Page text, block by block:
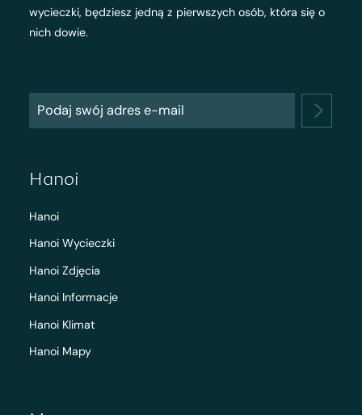
wycieczki, będziesz jedną z pierwszych osób, która się o
nich dowie.
Hanoi
Hanoi
Hanoi Wycieczki
Hanoi Zdjęcia
Hanoi Informacje
Hanoi Klimat
Hanoi Mapy